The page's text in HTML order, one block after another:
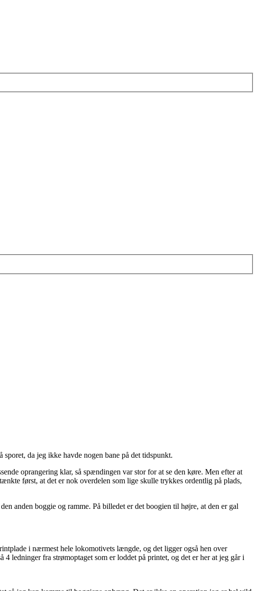
da jeg ikke havde nogen bane på det tidspunkt.
oprangering klar, så spændingen var stor for at se den køre. Men efter at
først, at det er nok overdelen som lige skulle trykkes ordentlig på plads,
anden boggie og ramme. På billedet er det boogien til højre, at den er gal
i nærmest hele lokomotivets længde, og det ligger også hen over
ledninger fra strømoptaget som er loddet på printet, og det er her at jeg går i